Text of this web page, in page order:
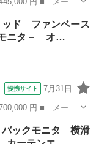
ラド ■ グレード
／ＡｐｐｌｅＣａ
ッド ファンベース
ニタ－ オ…
提携サイト 7月31日
ド名： ハイブリ
タ－ オートクルー
バックモニタ 横滑